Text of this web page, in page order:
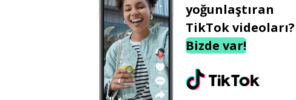
yoğunlaştıran
TikTok videoları?
Bizde var!